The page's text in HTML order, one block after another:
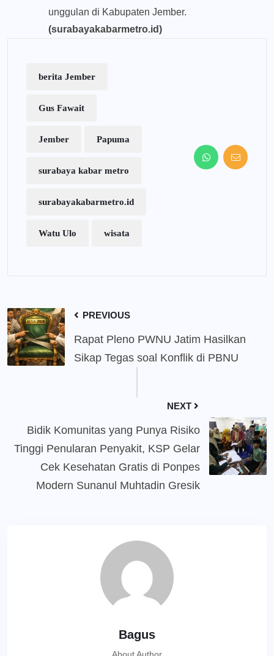
unggulan di Kabupaten Jember.
(surabayakabarmetro.id)
berita Jember
Gus Fawait
Jember Papuma
surabaya kabar metro
surabayakabarmetro.id
Watu Ulo wisata
PREVIOUS
Rapat Pleno PWNU Jatim Hasilkan
Sikap Tegas soal Konflik di PBNU
NEXT
Bidik Komunitas yang Punya Risiko
Tinggi Penularan Penyakit, KSP Gelar
Cek Kesehatan Gratis di Ponpes
Modern Sunanul Muhtadin Gresik
Bagus